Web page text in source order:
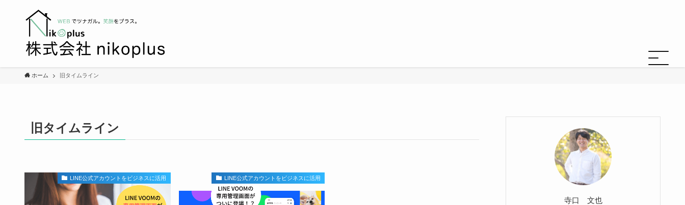
ホーム 旧タイムライン
旧タイムライン
LINE公式アカウントをビジネスに活用 LINE公式アカウントをビジネスに活用
寺口 文也